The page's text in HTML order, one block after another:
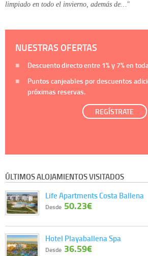
limpiado en todo el invierno, además de…"
NUESTRAS OFERTAS
Descuento directo entre 1%y 7%en
Puntos canjeables por descuentos
próximas reservas.
REGÍSTRATE
ÚLTIMOS ALOJAMIENTOS VISITADOS
Life Apartments Costa Ballena
Desde 50.23€
Hotel Playaballena Spa
Desde 36.59€